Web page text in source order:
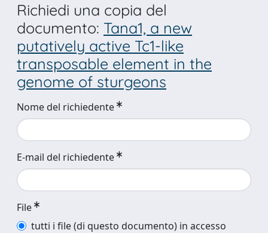
Richiedi una copia del
documento: Tana1, a new
putatively active Tc1-like
transposable element in the
genome of sturgeons
Nome del richiedente
E-mail del richiedente
File
tutti i file (di questo documento) in accesso